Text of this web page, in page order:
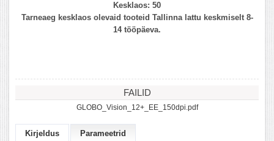
Kesklaos: 50
Tarneaeg kesklaos olevaid tooteid Tallinna lattu keskmiselt 8-
14 tööpäeva.
FAILID
GLOBO_Vision_12+_EE_150dpi.pdf
Kirjeldus Parameetrid